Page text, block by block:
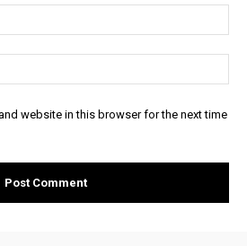
website in this browser for the next time